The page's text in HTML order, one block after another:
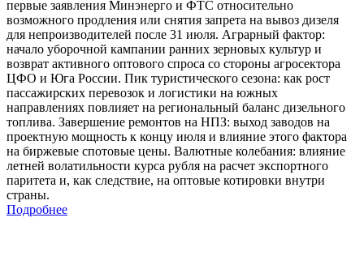
первые заявления Минэнерго и ФТС относительно
возможного продления или снятия запрета на вывоз дизеля
для непроизводителей после 31 июля. Аграрный фактор:
начало уборочной кампании ранних зерновых культур и
возврат активного оптового спроса со стороны агросектора
ЦФО и Юга России. Пик туристического сезона: как рост
пассажирских перевозок и логистики на южных
направлениях повлияет на региональный баланс дизельного
топлива. Завершение ремонтов на НПЗ: выход заводов на
проектную мощность к концу июля и влияние этого фактора
на биржевые спотовые цены. Валютные колебания: влияние
летней волатильности курса рубля на расчет экспортного
паритета и, как следствие, на оптовые котировки внутри
страны.
Подробнее